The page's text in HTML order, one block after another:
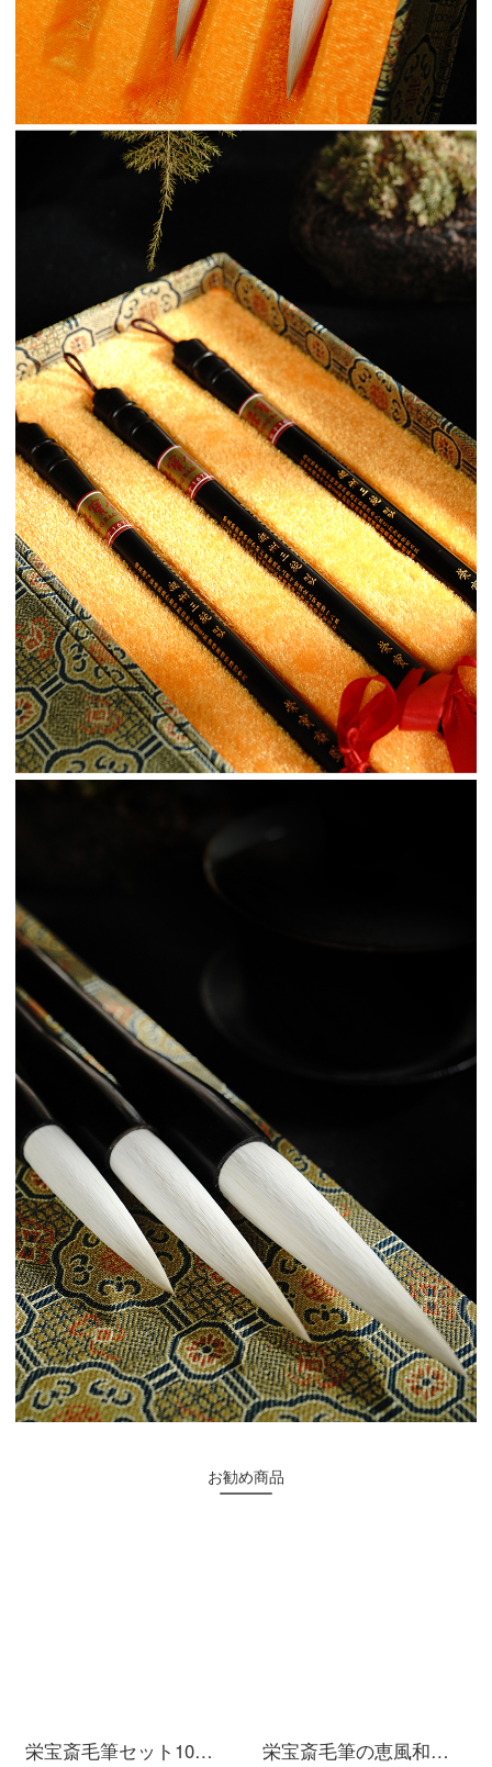
お勧め商品
栄宝斎毛筆セット10本の狼ミリオオカミを兼用して、一毛のスーツを兼備しています。書道の国画プレゼントとして、四宝セット10本の筆箱があります。
栄宝斎毛筆の恵風和畅書道の国画の専門は作品の礼箱のセットの楷書の行書の行書の長い峰の羊の毛の筆の礼箱のびくびくする中のシリーズを作ります。